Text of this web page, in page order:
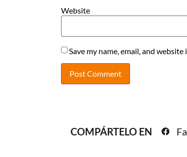
Website
Save my name, email, and
COMPÁRTELO EN